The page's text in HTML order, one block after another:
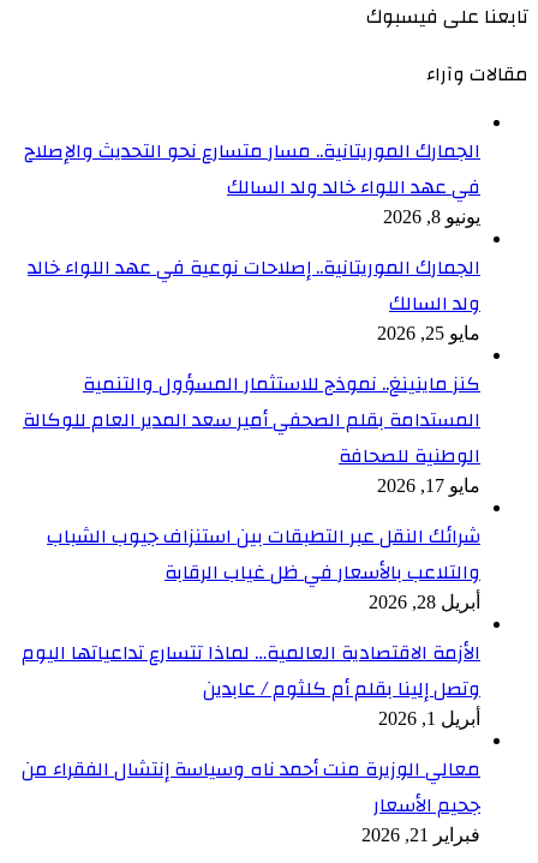
تابعنا على فيسبوك
مقالات وآراء
الجمارك الموريتانية.. مسار متسارع نحو التحديث والإصلاح
في عهد اللواء خالد ولد السالك
يونيو 8, 2026
الجمارك الموريتانية.. إصلاحات نوعية في عهد اللواء خالد
ولد السالك
مايو 25, 2026
كنز ماينينغ.. نموذج للاستثمار المسؤول والتنمية
المستدامة بقلم الصحفي أمير سعد المدير العام للوكالة
الوطنية للصحافة
مايو 17, 2026
شرائك النقل عبر التطبقات بين استنزاف جيوب الشباب
والتلاعب بالأسعار في ظل غياب الرقابة
أبريل 28, 2026
الأزمة الاقتصادية العالمية… لماذا تتسارع تداعياتها اليوم
وتصل إلينا بقلم أم كلثوم / عابدين
أبريل 1, 2026
معالي الوزيرة منت أحمد ناه وسياسة إنتشال الفقراء من
جحيم الأسعار
فبراير 21, 2026